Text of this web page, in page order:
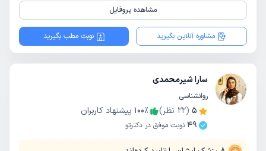
مشاهده پروفایل
مشاوره آنلاین بگیرید نوبت مطب بگیرید
سارا شیرمحمدی
روانشناسی
5
(
22 نظر) 100٪
پیشنهاد کاربران
49 نوبت موفق در دکترتو